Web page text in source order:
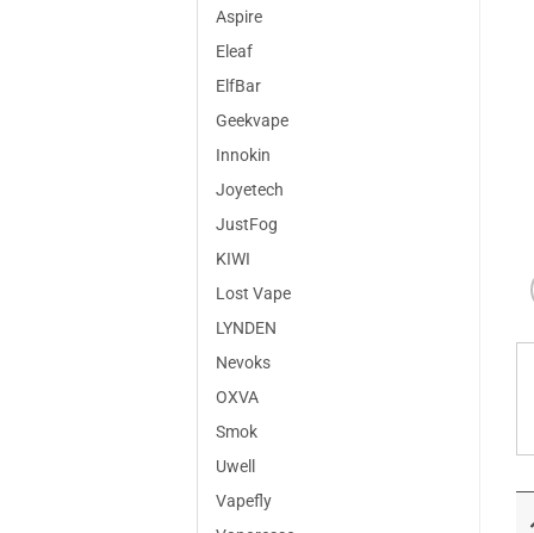
Aspire
Eleaf
ElfBar
Geekvape
Innokin
Joyetech
JustFog
KIWI
Lost Vape
LYNDEN
Nevoks
OXVA
Smok
Uwell
Vapefly